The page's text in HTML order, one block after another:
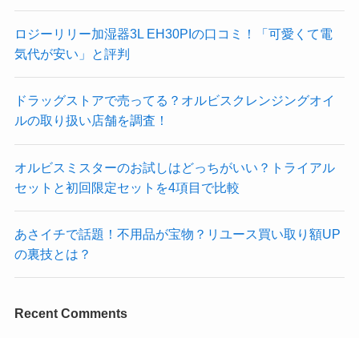
ロジーリリー加湿器3L EH30PIの口コミ！「可愛くて電
気代が安い」と評判
ドラッグストアで売ってる？オルビスクレンジングオイ
ルの取り扱い店舗を調査！
オルビスミスターのお試しはどっちがいい？トライアル
セットと初回限定セットを4項目で比較
あさイチで話題！不用品が宝物？リユース買い取り額UP
の裏技とは？
Recent Comments